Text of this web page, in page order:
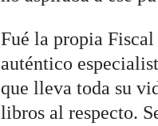
Fué la propia
auténtico
que lleva toda su
libros al respecto.